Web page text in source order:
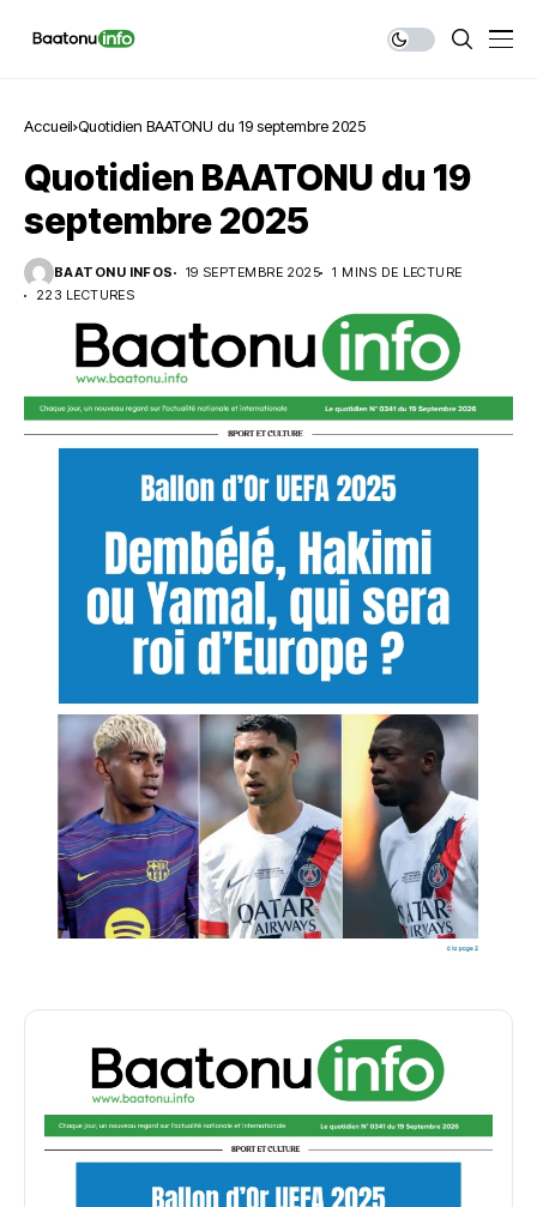
Accueil Quotidien BAATONU du 19 septembre 2025
Quotidien BAATONU du 19
septembre 2025
BAATONU INFOS 19 SEPTEMBRE 2025
1 MINS DE LECTURE
223 LECTURES